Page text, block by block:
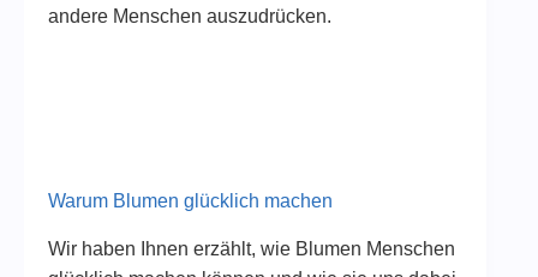
andere Menschen auszudrücken.
Warum Blumen glücklich machen
Wir haben Ihnen erzählt, wie Blumen Menschen